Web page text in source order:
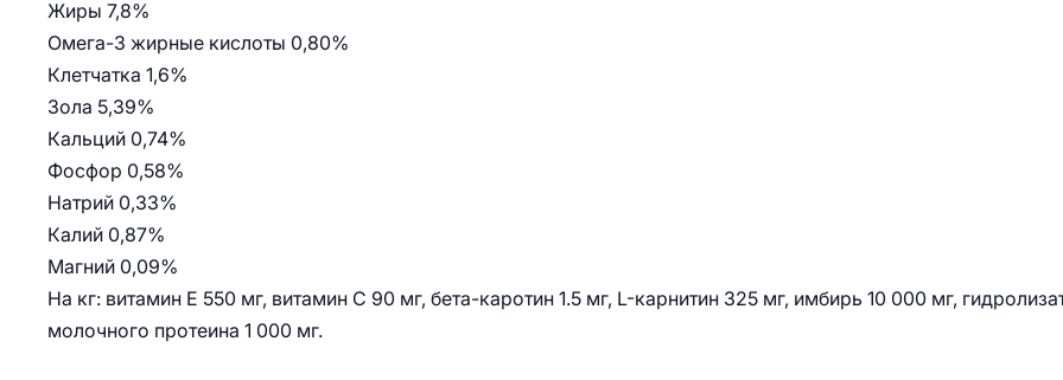
Жиры 7,8%
Омега-3 жирные кислоты 0,80%
Клетчатка 1,6%
Зола 5,39%
Кальций 0,74%
Фосфор 0,58%
Натрий 0,33%
Калий 0,87%
Магний 0,09%
На кг: витамин E 550 мг, витамин С 90 мг, бета-каротин 1.5 мг, L-карнитин 325 мг, имбирь 10 000 мг,
молочного протеина 1 000 мг.